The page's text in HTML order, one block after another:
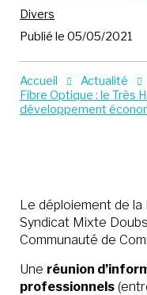
Divers
Publié le 05/05/2021
Accueil
Actualité
Fibre Optique : le Très
développement
Le déploiement de
Syndicat Mixte
Communauté de
Une réunion
professionnels